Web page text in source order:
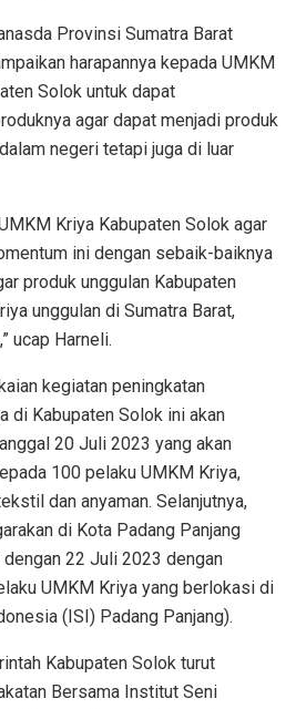
Provinsi Sumatra Barat
harapannya kepada UMKM
Solok untuk dapat
agar dapat menjadi produk
negeri tetapi juga di luar
Kriya Kabupaten Solok agar
ini dengan sebaik-baiknya
produk unggulan Kabupaten
unggulan di Sumatra Barat,
ucap Harneli.
kegiatan peningkatan
di Kabupaten Solok ini akan
20 Juli 2023 yang akan
100 pelaku UMKM Kriya,
dan anyaman. Selanjutnya,
di Kota Padang Panjang
22 Juli 2023 dengan
UMKM Kriya yang berlokasi di
(ISI) Padang Panjang).
Kabupaten Solok turut
Bersama Institut Seni